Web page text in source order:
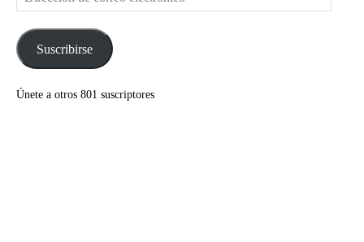
de
correo
electrónicoSuscribirse
Únete a otros 801 suscriptores